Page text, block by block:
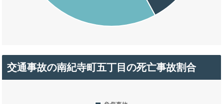
交通事故の南紀寺町五丁目の死亡事故割合